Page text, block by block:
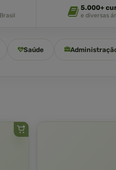
5.000+
e diversas
Saúde